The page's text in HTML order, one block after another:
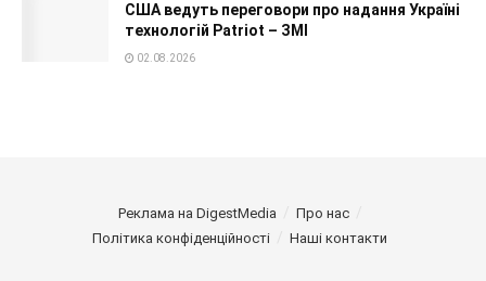
США ведуть переговори про надання Україні
технологій Patriot – ЗМІ
02.08.2026
Реклама на DigestMedia
Про нас
Політика конфіденційності
Наші контакти